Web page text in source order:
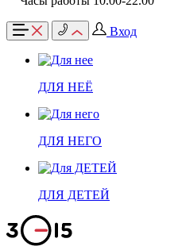
Вход
ДЛЯ НЕЁ
ДЛЯ НЕГО
ДЛЯ ДЕТЕЙ